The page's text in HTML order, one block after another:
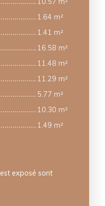
1.64 m²
1.41 m²
16.58 m²
11.48 m²
11.29 m²
5.77 m²
10.30 m²
1.49 m²
exposé sont